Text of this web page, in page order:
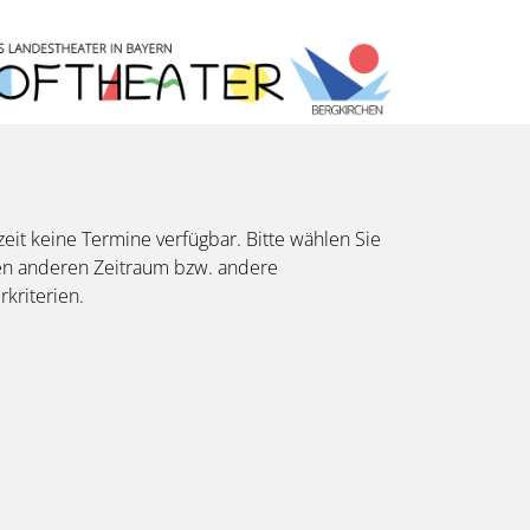
keine Termine verfügbar. Bitte wählen Sie
anderen Zeitraum bzw. andere